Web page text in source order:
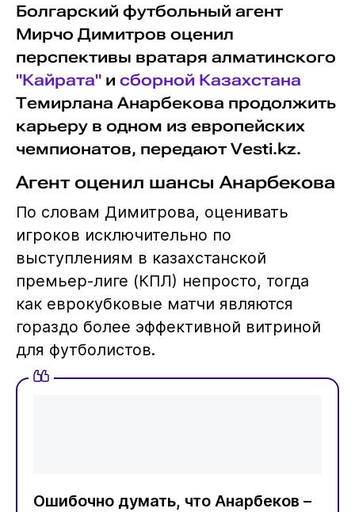
Болгарский футбольный агент
Мирчо Димитров оценил
перспективы вратаря алматинского
"Кайрата"и сборной Казахстана
Темирлана Анарбекова продолжить
карьеру в одном из европейских
чемпионатов, передают Vesti.kz.
Агент оценил шансы Анарбекова
По словам Димитрова, оценивать
игроков исключительно по
выступлениям в казахстанской
премьер-лиге (КПЛ) непросто, тогда
как еврокубковые матчи являются
гораздо более эффективной витриной
для футболистов.
Ошибочно думать, что Анарбеков –